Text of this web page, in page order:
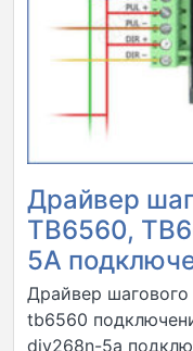
Драйвер
TB6560,
5A
Драйвер шагового
tb6560
div268n-5a